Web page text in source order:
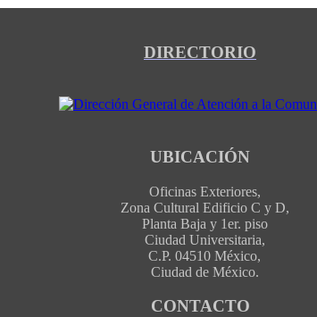
DIRECTORIO
UBICACIÓN
Oficinas Exteriores,
Zona Cultural Edificio C y D,
Planta Baja y 1er. piso
Ciudad Universitaria,
C.P. 04510 México,
Ciudad de México.
CONTACTO